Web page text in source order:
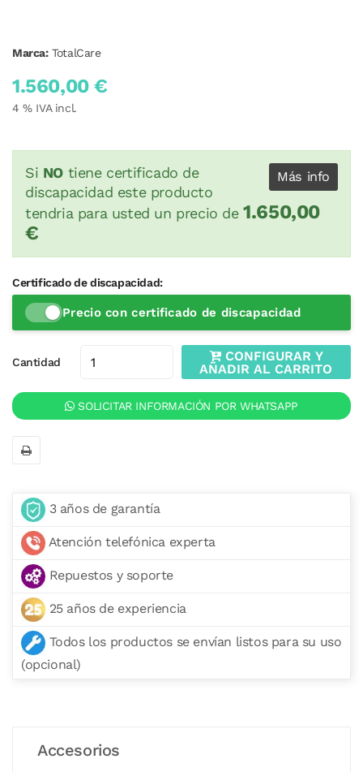
Marca: TotalCare
1.560,00 €
4% IVA incl.
Más info
Si NO tiene certificado de
discapacidad este producto
tendria para usted un precio de1.650,00
€
Certificado de discapacidad:
Precio con certificado de discapacidad
Cantidad
CONFIGURAR Y
AÑADIR AL CARRITO
SOLICITAR INFORMACIÓN POR WHATSAPP
3 años de garantía
Atención telefónica experta
Repuestos y soporte
25 años de experiencia
Todos los productos se envían listos para su uso
(opcional)
Accesorios